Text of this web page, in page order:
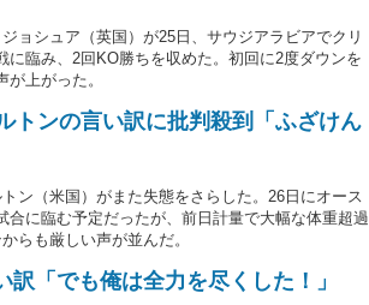
ョシュア（英国）が25日、サウジアラビアでクリ
臨み、2回KO勝ちを収めた。初回に2度ダウンを
上がった。
ンの言い訳に批判殺到「ふざけん
ン（米国）がまた失態をさらした。26日にオース
に臨む予定だったが、前日計量で大幅な体重超過
らも厳しい声が並んだ。
「でも俺は全力を尽くした！」